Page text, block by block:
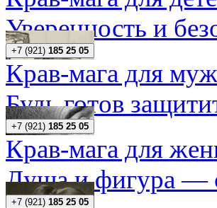
Уверенность и
+7 (921) 185 25 05
Крав-мага для
Будь готов
+7 (921) 185 25 05
Крав-мага для
Душа и фигура —
+7 (921) 185 25 05